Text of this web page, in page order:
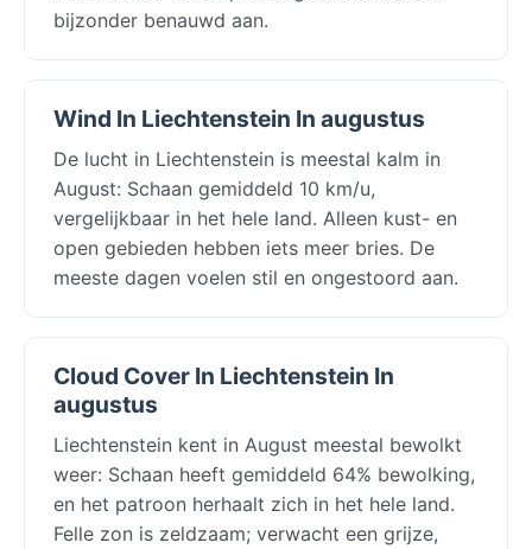
bijzonder benauwd aan.
Wind In Liechtenstein In augustus
De lucht in Liechtenstein is meestal kalm in
August: Schaan gemiddeld 10 km/u,
vergelijkbaar in het hele land. Alleen kust- en
open gebieden hebben iets meer bries. De
meeste dagen voelen stil en ongestoord aan.
Cloud Cover In Liechtenstein In
augustus
Liechtenstein kent in August meestal bewolkt
weer: Schaan heeft gemiddeld 64% bewolking,
en het patroon herhaalt zich in het hele land.
Felle zon is zeldzaam; verwacht een grijze,